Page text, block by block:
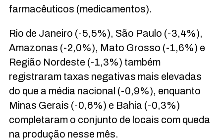
farmacêuticos (medicamentos).
Rio de Janeiro (-5,5%), São Paulo (-3,4%),
Amazonas (-2,0%), Mato Grosso (-1,6%) e
Região Nordeste (-1,3%) também
registraram taxas negativas mais elevadas
do que a média nacional (-0,9%), enquanto
Minas Gerais (-0,6%) e Bahia (-0,3%)
completaram o conjunto de locais com queda
na produção nesse mês.